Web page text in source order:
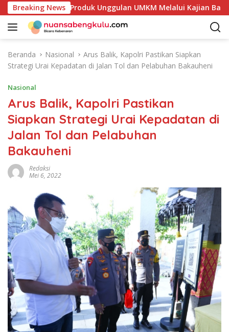
a
Breaking News
Potensi Produk Unggulan UMKM Melalui Kajian Bank
Beranda Nasional
Arus Balik, Kapolri Pastikan Siapkan
Strategi Urai Kepadatan di Jalan Tol dan Pelabuhan Bakauheni
Nasional
Arus Balik, Kapolri Pastikan
Siapkan Strategi Urai Kepadatan di
Jalan Tol dan Pelabuhan
Bakauheni
Redaksi
Mei 6, 2022